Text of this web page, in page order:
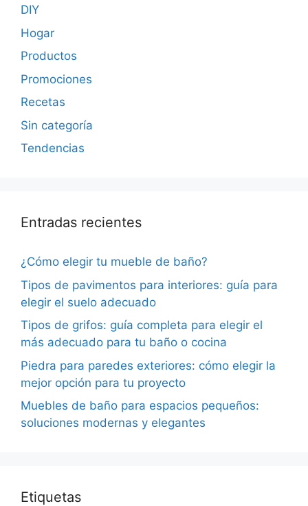
DIY
Hogar
Productos
Promociones
Recetas
Sin categoría
Tendencias
Entradas recientes
¿Cómo elegir tu mueble de baño?
Tipos de pavimentos para interiores: guía para
elegir el suelo adecuado
Tipos de grifos: guía completa para elegir el
más adecuado para tu baño o cocina
Piedra para paredes exteriores: cómo elegir la
mejor opción para tu proyecto
Muebles de baño para espacios pequeños:
soluciones modernas y elegantes
Etiquetas